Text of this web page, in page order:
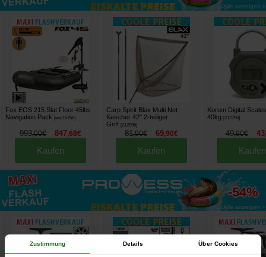
Zustimmung Details Über Cookies
Alle anzeigen »
Fox EOS 215 Slat Floor 45lbs
Navigation Pack
[esc15758]
993,00€ 847,68€
Kaufen
Carp Spirit Blax Multi Net
Kescher 42" 2-teiliger
Griff [212896]
81,90€ 69,90€
Kaufen
Korum Digital Scales
40kg [212796]
49,90€ 43
Kaufen
bis zu
-54%
Alle anzeigen »